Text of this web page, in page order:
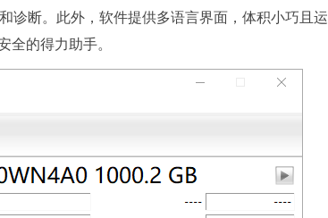
诊断。此外，软件提供多语言界面，体积小巧且运
全的得力助手。